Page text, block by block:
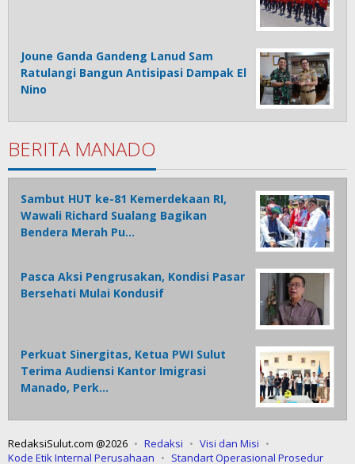
Joune Ganda Gandeng Lanud Sam
Ratulangi Bangun Antisipasi Dampak El
Nino
BERITA MANADO
Sambut HUT ke-81 Kemerdekaan RI,
Wawali Richard Sualang Bagikan
Bendera Merah Pu…
Pasca Aksi Pengrusakan, Kondisi Pasar
Bersehati Mulai Kondusif
Perkuat Sinergitas, Ketua PWI Sulut
Terima Audiensi Kantor Imigrasi
Manado, Perk…
RedaksiSulut.com @2026 Redaksi
Visi dan Misi
Kode Etik Internal Perusahaan
Standart Operasional Prosedur